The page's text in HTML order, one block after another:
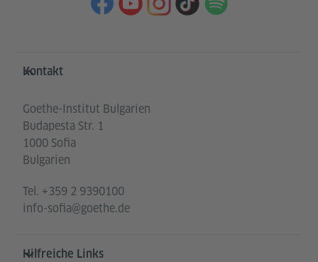
Service- und Informationsbereich
Kontakt
Goethe-Institut Bulgarien
Budapesta Str. 1
1000 Sofia
Bulgarien
Tel. +359 2 9390100
info-sofia@goethe.de
Hilfreiche Links